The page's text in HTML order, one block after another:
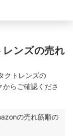
ンズの売れ
クトレンズの
らご確認くださ
の売れ筋順の